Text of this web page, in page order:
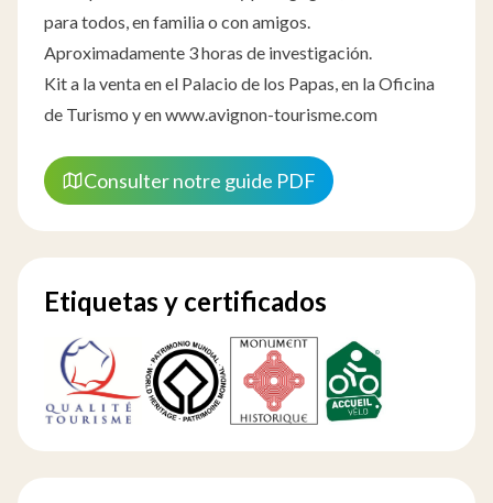
para todos, en familia o con amigos.
Aproximadamente 3 horas de investigación.
Kit a la venta en el Palacio de los Papas, en la Oficina
de Turismo y enwww.avignon-tourisme.com
Consulter notre guide PDF
Etiquetas y certificados